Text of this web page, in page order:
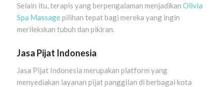
Selain itu, terapis yang berpengalaman menjadikan Olivia
Spa Massagepilihan tepat bagi mereka yang ingin
merilekskan tubuh dan pikiran.
Jasa Pijat Indonesia
Jasa Pijat Indonesia merupakan platform yang
menyediakan layanan pijat panggilan di berbagai kota